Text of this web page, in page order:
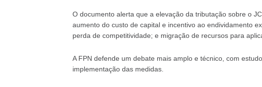
O documento alerta que a elevação da tributação sobre o
aumento do custo de capital e incentivo ao endividamento
perda de competitividade; e migração de recursos para
A FPN defende um debate mais amplo e técnico, com
implementação das medidas.